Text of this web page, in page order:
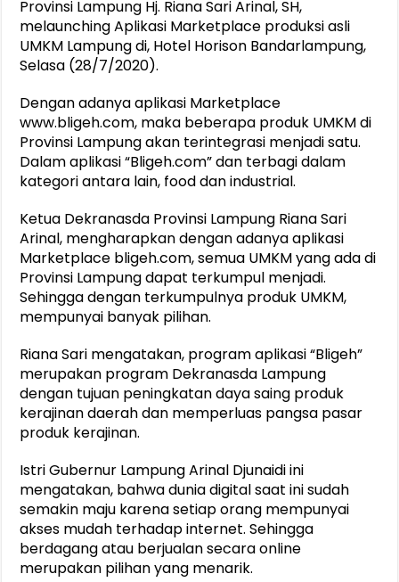
Provinsi Lampung Hj. Riana Sari Arinal, SH,
melaunching Aplikasi Marketplace produksi asli
UMKM Lampung di, Hotel Horison Bandarlampung,
Selasa (28/7/2020).
Dengan adanya aplikasi Marketplace
www.bligeh.com, maka beberapa produk UMKM di
Provinsi Lampung akan terintegrasi menjadi satu.
Dalam aplikasi “Bligeh.com” dan terbagi dalam
kategori antara lain, food dan industrial.
Ketua Dekranasda Provinsi Lampung Riana Sari
Arinal, mengharapkan dengan adanya aplikasi
Marketplace bligeh.com, semua UMKM yang ada di
Provinsi Lampung dapat terkumpul menjadi.
Sehingga dengan terkumpulnya produk UMKM,
mempunyai banyak pilihan.
Riana Sari mengatakan, program aplikasi “Bligeh”
merupakan program Dekranasda Lampung
dengan tujuan peningkatan daya saing produk
kerajinan daerah dan memperluas pangsa pasar
produk kerajinan.
Istri Gubernur Lampung Arinal Djunaidi ini
mengatakan, bahwa dunia digital saat ini sudah
semakin maju karena setiap orang mempunyai
akses mudah terhadap internet. Sehingga
berdagang atau berjualan secara online
merupakan pilihan yang menarik.